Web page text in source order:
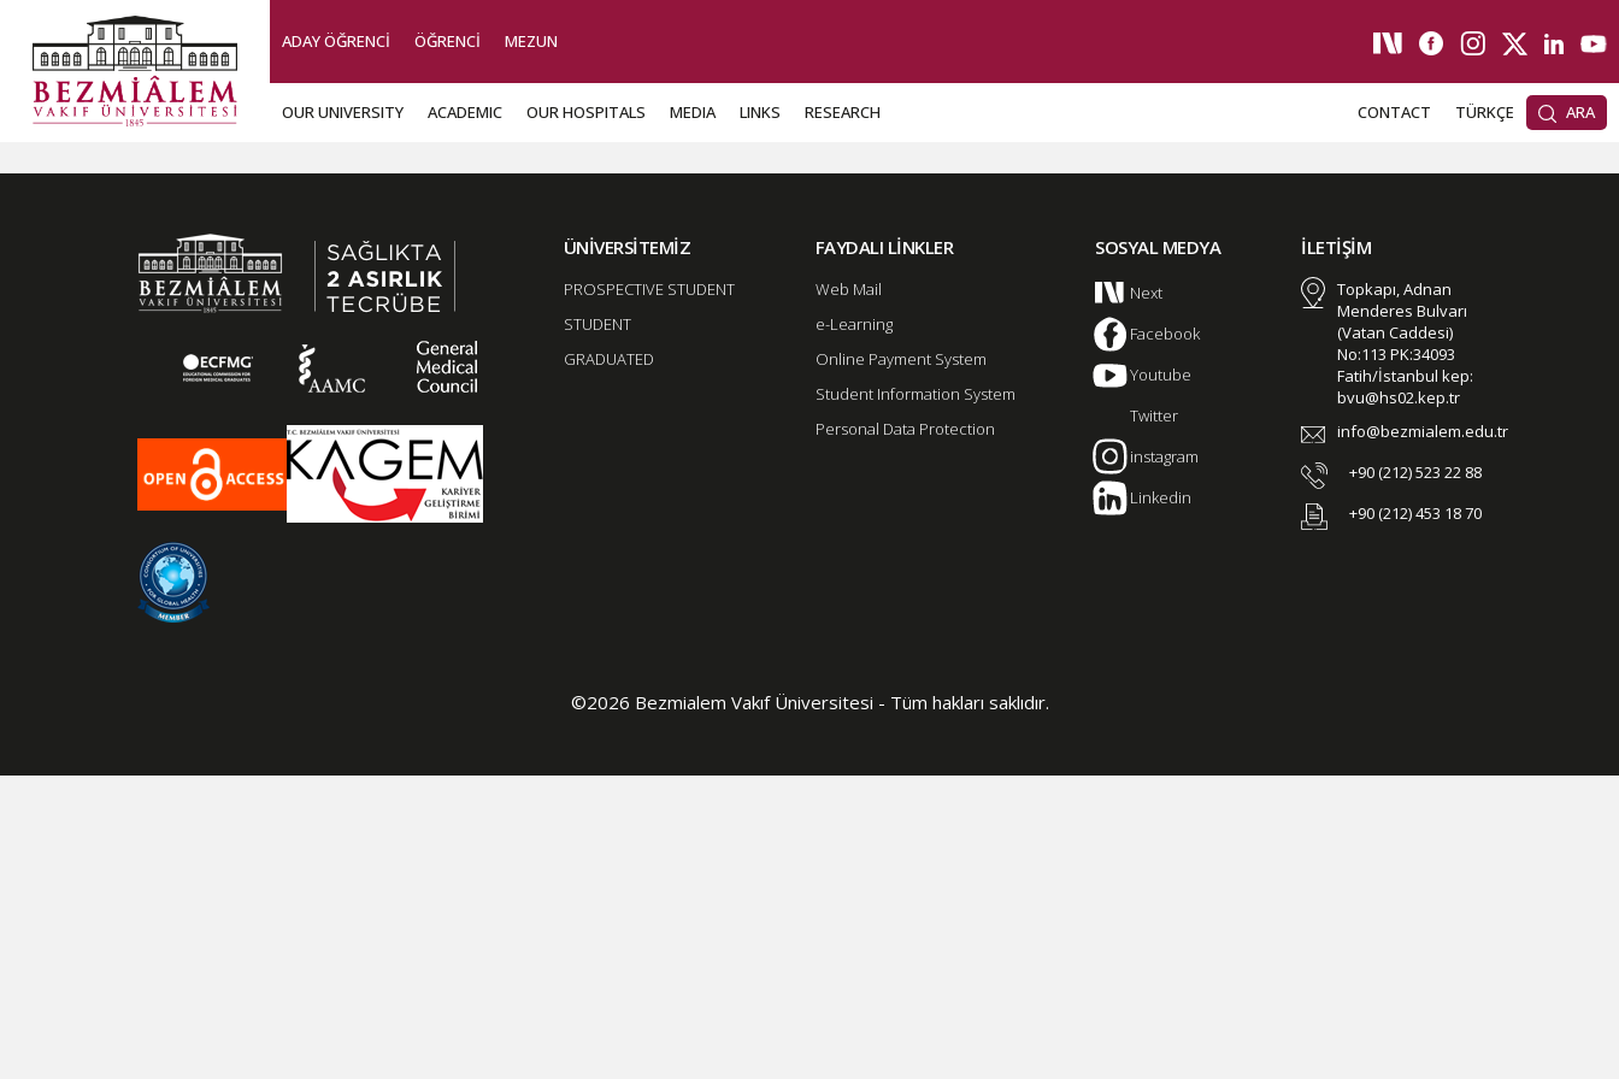
ADAY ÖĞRENCİ ÖĞRENCİ MEZUN
OUR UNIVERSITY ACADEMIC OUR HOSPITALS MEDIA LINKS RESEARCH CONTACT TÜRKÇE ARA
ÜNİVERSİTEMİZ
PROSPECTIVE STUDENT
STUDENT
GRADUATED
FAYDALI LİNKLER
Web Mail
e-Learning
Online Payment System
Student Information System
Personal Data Protection
SOSYAL MEDYA
Next
Facebook
Youtube
Twitter
instagram
Linkedin
İLETİŞİM
Topkapı, Adnan
Menderes Bulvarı
(Vatan Caddesi)
No:113 PK:34093
Fatih/İstanbul kep:
bvu@hs02.kep.tr
info@bezmialem.edu.tr
+90 (212) 523 22 88
+90 (212) 453 18 70
©2026 Bezmialem Vakıf Üniversitesi - Tüm hakları saklıdır.